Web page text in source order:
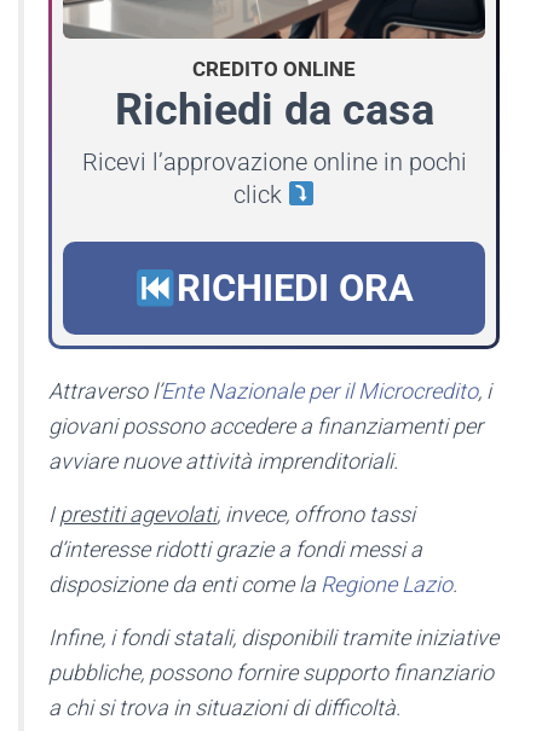
CREDITO ONLINE
Richiedi da casa
Ricevi l’approvazione online in pochi
click
RICHIEDI ORA
Attraverso l’Ente Nazionale per il Microcredito, i
giovani possono accedere a finanziamenti per
avviare nuove attività imprenditoriali.
Iprestiti agevolati, invece, offrono tassi
d’interesse ridotti grazie a fondi messi a
disposizione da enti come la Regione Lazio.
Infine, i fondi statali, disponibili tramite iniziative
pubbliche, possono fornire supporto finanziario
a chi si trova in situazioni di difficoltà.